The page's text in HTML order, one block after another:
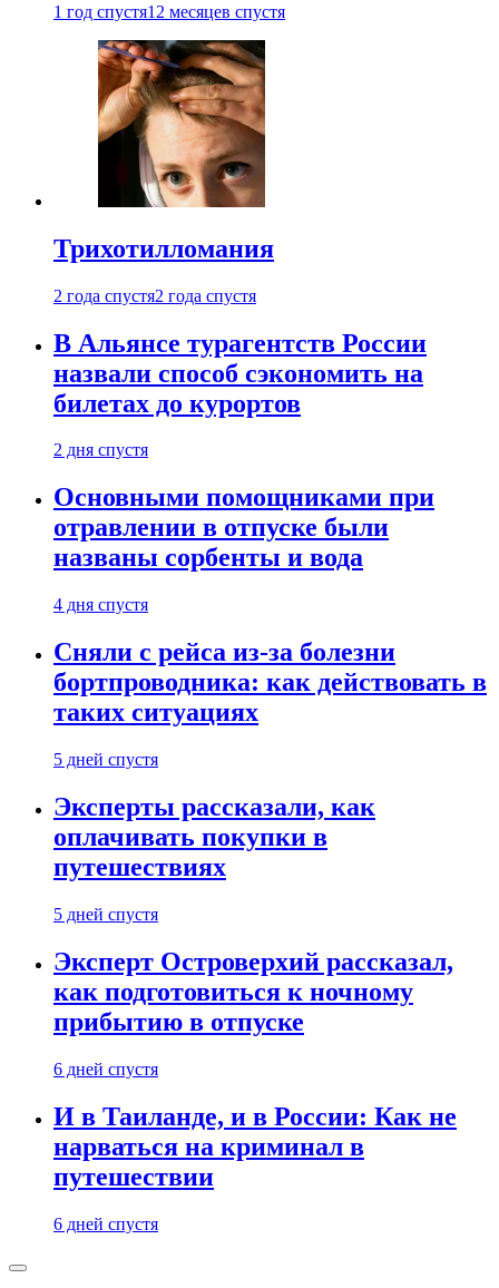
1 год спустя12 месяцев спустя
Трихотилломания
2 года спустя2 года спустя
В Альянсе турагентств России
назвали способ сэкономить на
билетах до курортов
2 дня спустя
Основными помощниками при
отравлении в отпуске были
названы сорбенты и вода
4 дня спустя
Сняли с рейса из-за болезни
бортпроводника: как действовать в
таких ситуациях
5 дней спустя
Эксперты рассказали, как
оплачивать покупки в
путешествиях
5 дней спустя
Эксперт Островерхий рассказал,
как подготовиться к ночному
прибытию в отпуске
6 дней спустя
И в Таиланде, и в России: Как не
нарваться на криминал в
путешествии
6 дней спустя